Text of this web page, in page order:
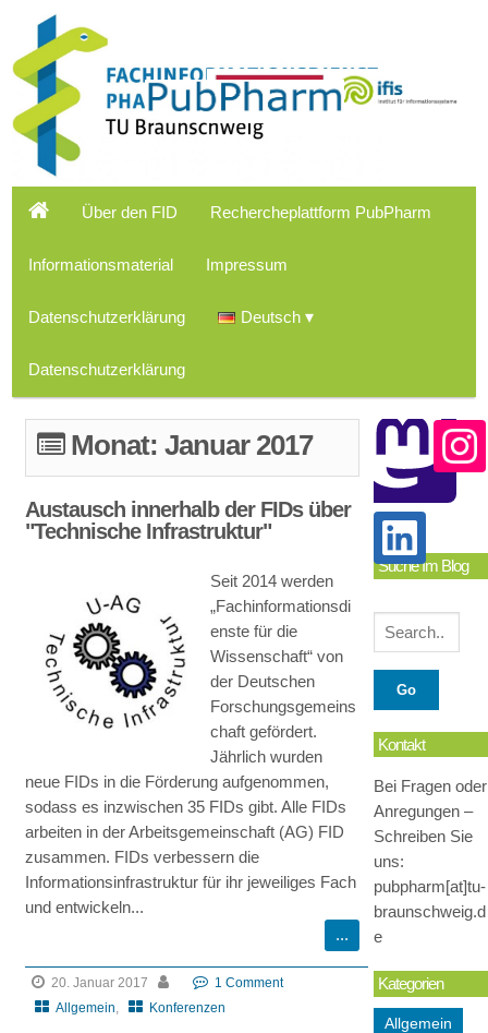
Über den FID Rechercheplattform PubPharm
Informationsmaterial Impressum
Datenschutzerklärung Deutsch
Datenschutzerklärung
Monat:Januar 2017
Austausch innerhalb der FIDs über
"Technische Infrastruktur"
Seit 2014 werden
„Fachinformationsdi
enste für die
Wissenschaft“ von
der Deutschen
Forschungsgemeins
chaft gefördert.
Jährlich wurden
neue FIDs in die Förderung aufgenommen,
sodass es inzwischen 35 FIDs gibt. Alle FIDs
arbeiten in der Arbeitsgemeinschaft (AG) FID
zusammen. FIDs verbessern die
Informationsinfrastruktur für ihr jeweiliges Fach
und entwickeln...
20. Januar 2017
Allgemein, Konferenzen
1 Comment
Suche Im Blog
Kontakt
Bei Fragen oder
Anregungen –
Schreiben Sie
uns:
pubpharm[at]tu-
braunschweig.d
e
Kategorien
Allgemein